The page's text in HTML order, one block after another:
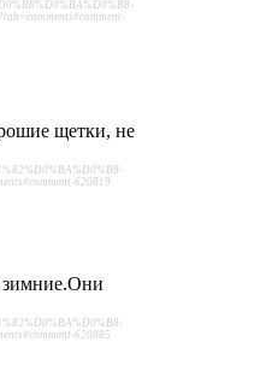
щетки, не
620819
620885